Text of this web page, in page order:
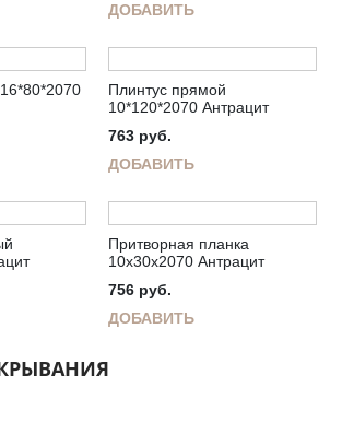
ДОБАВИТЬ
Плинтус прямой
10*120*2070 Антрацит
763 руб.
ДОБАВИТЬ
Притворная планка
10х30х2070 Антрацит
756 руб.
ДОБАВИТЬ